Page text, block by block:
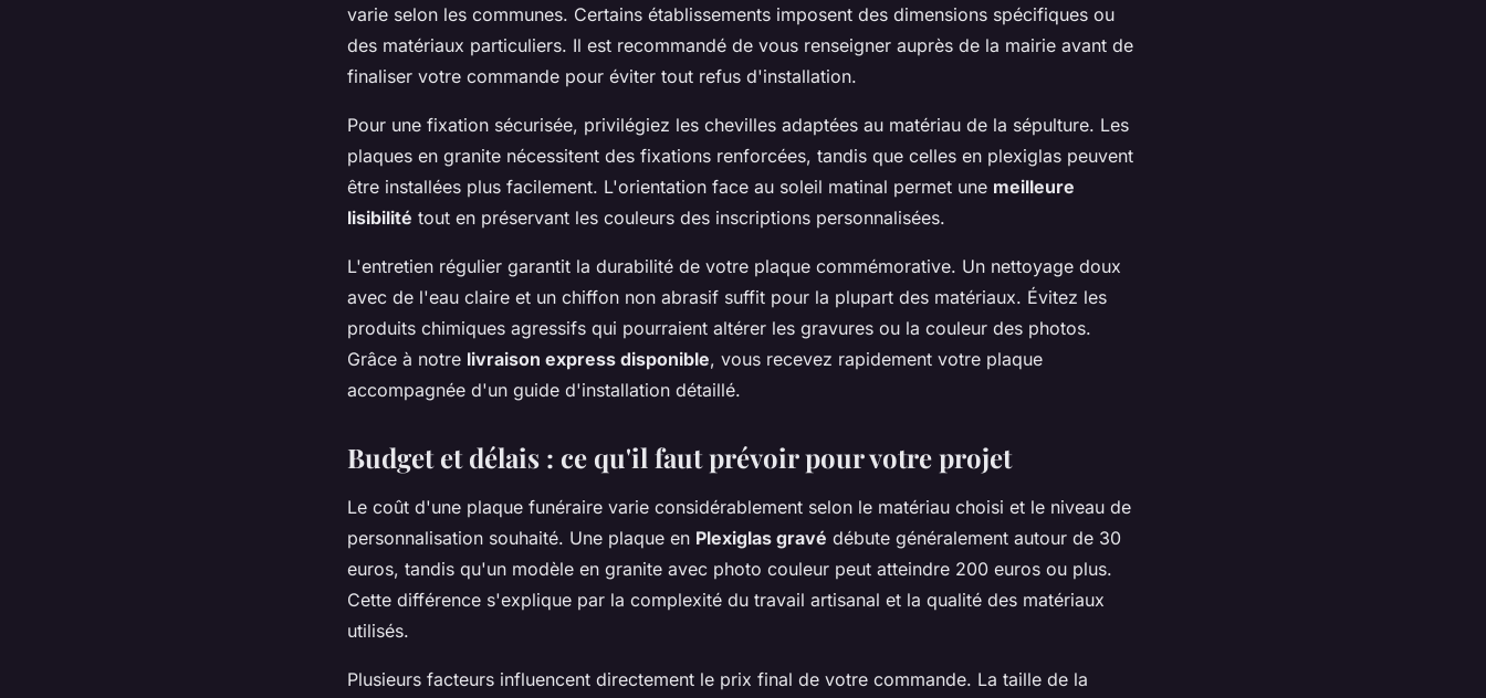
varie selon les communes. Certains établissements imposent des dimensions spécifiques ou
des matériaux particuliers. Il est recommandé de vous renseigner auprès de la mairie avant de
finaliser votre commande pour éviter tout refus d'installation.
Pour une fixation sécurisée, privilégiez les chevilles adaptées au matériau de la sépulture. Les
plaques en granite nécessitent des fixations renforcées, tandis que celles en plexiglas peuvent
être installées plus facilement. L'orientation face au soleil matinal permet une meilleure
lisibilité tout en préservant les couleurs des inscriptions personnalisées.
L'entretien régulier garantit la durabilité de votre plaque commémorative. Un nettoyage doux
avec de l'eau claire et un chiffon non abrasif suffit pour la plupart des matériaux. Évitez les
produits chimiques agressifs qui pourraient altérer les gravures ou la couleur des photos.
Grâce à notre livraison express disponible, vous recevez rapidement votre plaque
accompagnée d'un guide d'installation détaillé.
Budget et délais : ce qu'il faut prévoir pour votre projet
Le coût d'une plaque funéraire varie considérablement selon le matériau choisi et le niveau de
personnalisation souhaité. Une plaque en Plexiglas gravé débute généralement autour de 30
euros, tandis qu'un modèle en granite avec photo couleur peut atteindre 200 euros ou plus.
Cette différence s'explique par la complexité du travail artisanal et la qualité des matériaux
utilisés.
Plusieurs facteurs influencent directement le prix final de votre commande. La taille de la